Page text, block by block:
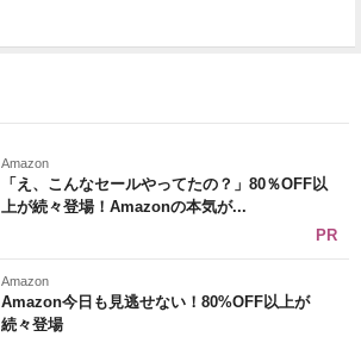
Amazon
「え、こんなセールやってたの？」80％OFF以
上が続々登場！Amazonの本気が...
PR
Amazon
Amazon今日も見逃せない！80%OFF以上が
続々登場